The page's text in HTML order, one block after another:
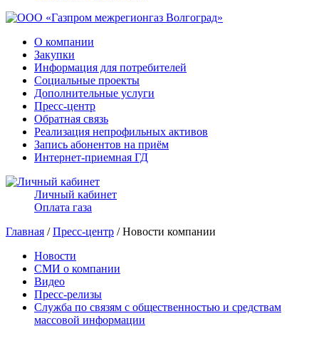
О компании
Закупки
Информация для потребителей
Социальные проекты
Дополнительные услуги
Пресс-центр
Обратная связь
Реализация непрофильных активов
Запись абонентов на приём
Интернет-приемная ГД
Личный кабинет
Оплата газа
Главная /Пресс-центр / Новости компании
Новости
СМИ о компании
Видео
Пресс-релизы
Служба по связям с общественностью и средствам
массовой информации